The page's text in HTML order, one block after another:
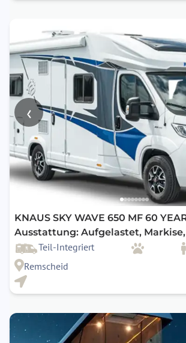
‹
KNAUS SKY WAVE 650 MF 60
Ausstattung: Aufgelastet,
Rückfahrkamera, SAT & TV uvm.
Teil-Integriert
Remscheid